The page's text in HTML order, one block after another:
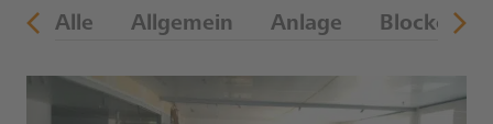
Alle Allgemein Anlage